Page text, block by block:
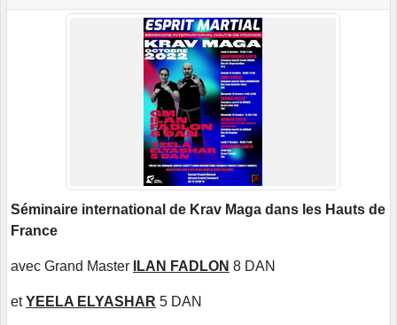
Séminaire international de Krav Maga dans les Hauts de
France
avec Grand Master ILAN FADLON 8 DAN
etYEELA ELYASHAR 5 DAN